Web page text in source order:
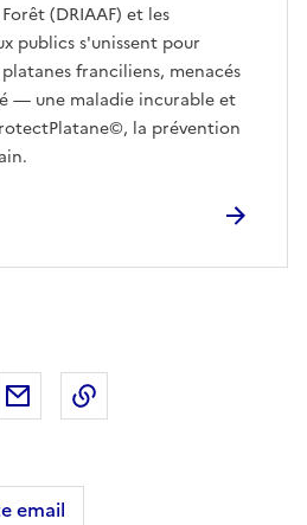
(DRIAAF) et les
publics s'unissent pour
franciliens, menacés
— une maladie incurable et
la prévention
X (anciennement Twitter)
sur LinkedIn
Partager par email
email